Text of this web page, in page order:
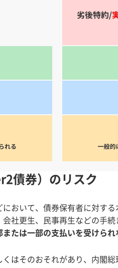
債券）のリスク
おいて、債券保有者に対す
社更生、民事再生などの手続
たは一部の支払いを受けら
はそのおそれがあり、内閣